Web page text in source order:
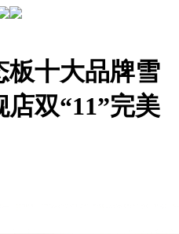
板十大品牌雪
双“11”完美